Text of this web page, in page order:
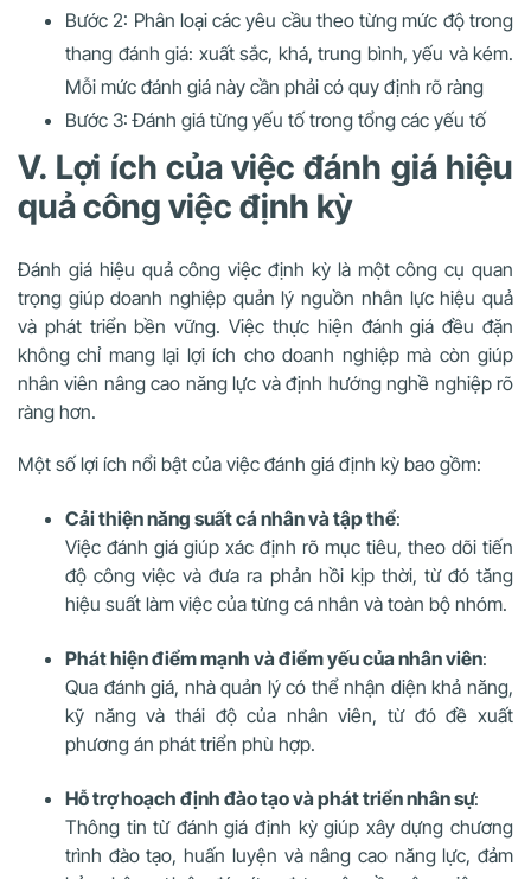
Bước 2: Phân loại các yêu cầu theo từng mức độ trong
thang đánh giá: xuất sắc, khá, trung bình, yếu và kém.
Mỗi mức đánh giá này cần phải có quy định rõ ràng
Bước 3: Đánh giá từng yếu tố trong tổng các yếu tố
V. Lợi ích của việc đánh giá hiệu
quả công việc định kỳ
Đánh giá hiệu quả công việc định kỳ là một công cụ quan
trọng giúp doanh nghiệp quản lý nguồn nhân lực hiệu quả
và phát triển bền vững. Việc thực hiện đánh giá đều đặn
không chỉ mang lại lợi ích cho doanh nghiệp mà còn giúp
nhân viên nâng cao năng lực và định hướng nghề nghiệp rõ
ràng hơn.
Một số lợi ích nổi bật của việc đánh giá định kỳ bao gồm:
Cải thiện năng suất cá nhân và tập thể:
Việc đánh giá giúp xác định rõ mục tiêu, theo dõi tiến
độ công việc và đưa ra phản hồi kịp thời, từ đó tăng
hiệu suất làm việc của từng cá nhân và toàn bộ nhóm.
Phát hiện điểm mạnh và điểm yếu của nhân viên:
Qua đánh giá, nhà quản lý có thể nhận diện khả năng,
kỹ năng và thái độ của nhân viên, từ đó đề xuất
phương án phát triển phù hợp.
Hỗ trợ hoạch định đào tạo và phát triển nhân sự:
Thông tin từ đánh giá định kỳ giúp xây dựng chương
trình đào tạo, huấn luyện và nâng cao năng lực, đảm